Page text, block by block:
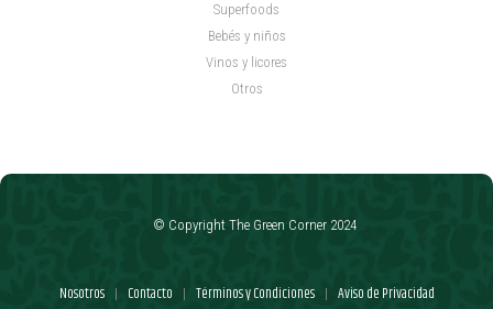
Superfoods
Bebés y niños
Vinos y licores
Otros
Nosotros | Contacto | Términos y Condiciones | Aviso de Privacidad
© Copyright The Green Corner 2024